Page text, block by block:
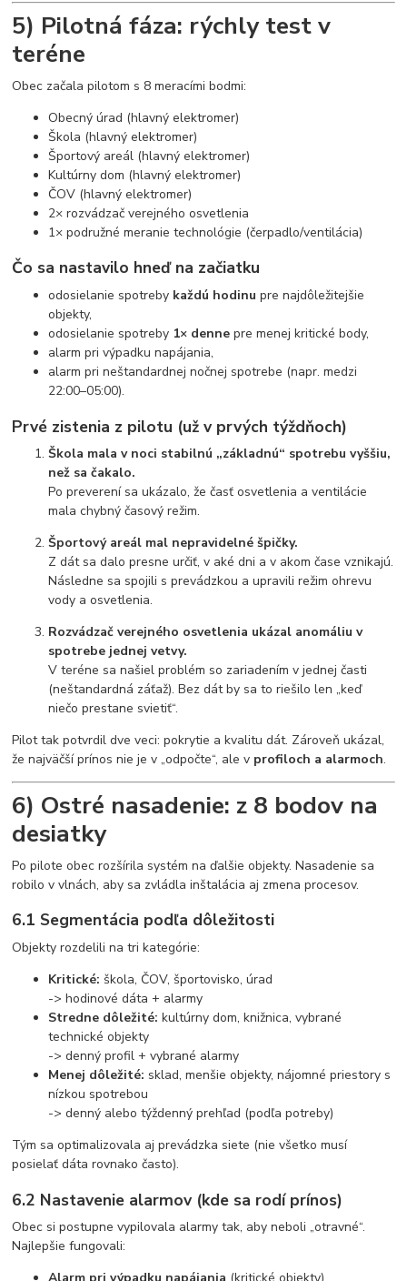
5) Pilotná fáza: rýchly test v
teréne
Obec začala pilotom s 8 meracími bodmi:
Obecný úrad (hlavný elektromer)
Škola (hlavný elektromer)
Športový areál (hlavný elektromer)
Kultúrny dom (hlavný elektromer)
ČOV (hlavný elektromer)
2× rozvádzač verejného osvetlenia
1× podružné meranie technológie (čerpadlo/ventilácia)
Čo sa nastavilo hneď na začiatku
odosielanie spotreby každú hodinu pre najdôležitejšie
objekty,
odosielanie spotreby 1× denne pre menej kritické body,
alarm pri výpadku napájania,
alarm pri neštandardnej nočnej spotrebe (napr. medzi
22:00–05:00).
Prvé zistenia z pilotu (už v prvých týždňoch)
Škola mala v noci stabilnú „základnú“ spotrebu vyššiu,
než sa čakalo.
Po preverení sa ukázalo, že časť osvetlenia a ventilácie
mala chybný časový režim.
Športový areál mal nepravidelné špičky.
Z dát sa dalo presne určiť, v aké dni a v akom čase vznikajú.
Následne sa spojili s prevádzkou a upravili režim ohrevu
vody a osvetlenia.
Rozvádzač verejného osvetlenia ukázal anomáliu v
spotrebe jednej vetvy.
V teréne sa našiel problém so zariadením v jednej časti
(neštandardná záťaž). Bez dát by sa to riešilo len „keď
niečo prestane svietiť“.
Pilot tak potvrdil dve veci: pokrytie a kvalitu dát. Zároveň ukázal,
že najväčší prínos nie je v „odpočte“, ale v profiloch a alarmoch.
6) Ostré nasadenie: z 8 bodov na
desiatky
Po pilote obec rozšírila systém na ďalšie objekty. Nasadenie sa
robilo v vlnách, aby sa zvládla inštalácia aj zmena procesov.
6.1 Segmentácia podľa dôležitosti
Objekty rozdelili na tri kategórie:
Kritické: škola, ČOV, športovisko, úrad
-> hodinové dáta + alarmy
Stredne dôležité: kultúrny dom, knižnica, vybrané
technické objekty
-> denný profil + vybrané alarmy
Menej dôležité: sklad, menšie objekty, nájomné priestory s
nízkou spotrebou
-> denný alebo týždenný prehľad (podľa potreby)
Tým sa optimalizovala aj prevádzka siete (nie všetko musí
posielať dáta rovnako často).
6.2 Nastavenie alarmov (kde sa rodí prínos)
Obec si postupne vypilovala alarmy tak, aby neboli „otravné“.
Najlepšie fungovali: